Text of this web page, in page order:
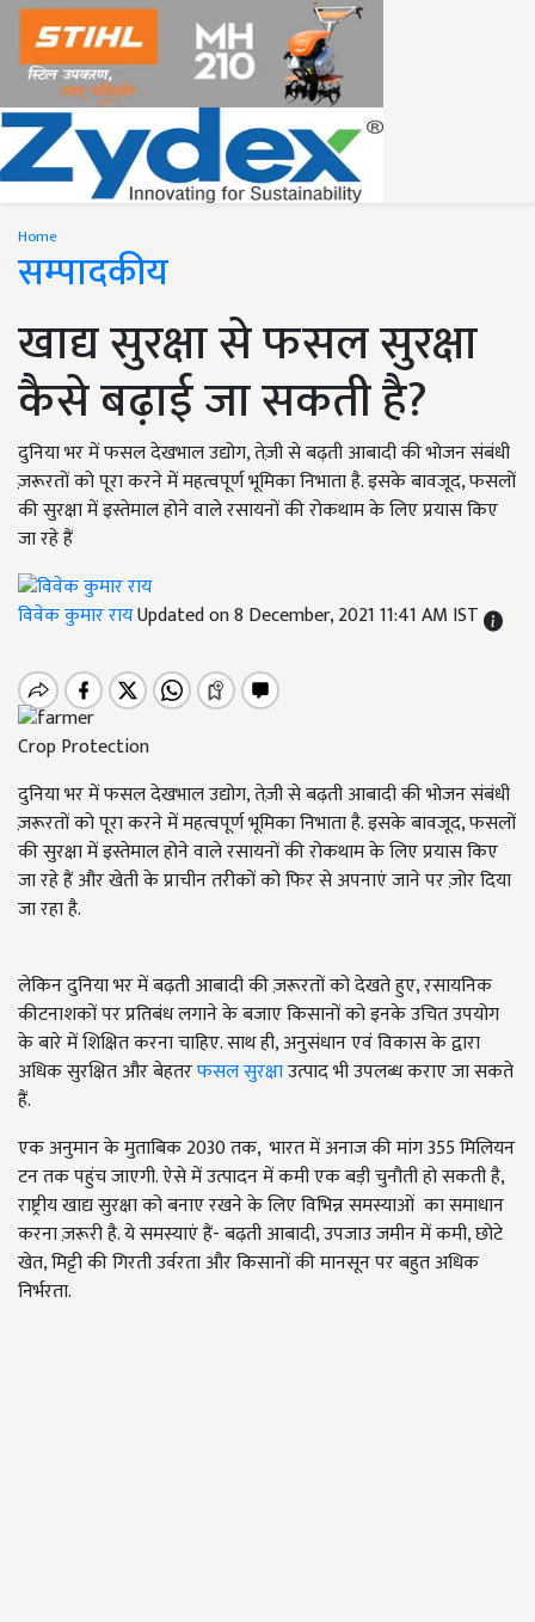
Home
सम्पादकीय
खाद्य सुरक्षा से फसल सुरक्षा
कैसे बढ़ाई जा सकती है?
दुनिया भर में फसल देखभाल उद्योग, तेज़ी से बढ़ती आबादी की भोजन संबंधी
ज़रूरतों को पूरा करने में महत्वपूर्ण भूमिका निभाता है. इसके बावजूद, फसलों
की सुरक्षा में इस्तेमाल होने वाले रसायनों की रोकथाम के लिए प्रयास किए
जा रहे हैं
विवेक कुमार रायUpdated on 8 December, 2021 11:41 AM IST
Crop Protection
दुनिया भर में फसल देखभाल उद्योग, तेज़ी से बढ़ती आबादी की भोजन संबंधी
ज़रूरतों को पूरा करने में महत्वपूर्ण भूमिका निभाता है. इसके बावजूद, फसलों
की सुरक्षा में इस्तेमाल होने वाले रसायनों की रोकथाम के लिए प्रयास किए
जा रहे हैं और खेती के प्राचीन तरीकों को फिर से अपनाएं जाने पर ज़ोर दिया
जा रहा है.
लेकिन दुनिया भर में बढ़ती आबादी की ज़रूरतों को देखते हुए, रसायनिक
कीटनाशकों पर प्रतिबंध लगाने के बजाए किसानों को इनके उचित उपयोग
के बारे में शिक्षित करना चाहिए. साथ ही, अनुसंधान एवं विकास के द्वारा
अधिक सुरक्षित और बेहतरफसल सुरक्षाउत्पाद भी उपलब्ध कराए जा सकते
हैं.
एक अनुमान के मुताबिक 2030 तक, भारत में अनाज की मांग 355 मिलियन
टन तक पहुंच जाएगी. ऐसे में उत्पादन में कमी एक बड़ी चुनौती हो सकती है,
राष्ट्रीय खाद्य सुरक्षा को बनाए रखने के लिए विभिन्न समस्याओं का समाधान
करना ज़रूरी है. ये समस्याएं हैं- बढ़ती आबादी, उपजाउ जमीन में कमी, छोटे
खेत, मिट्टी की गिरती उर्वरता और किसानों की मानसून पर बहुत अधिक
निर्भरता.